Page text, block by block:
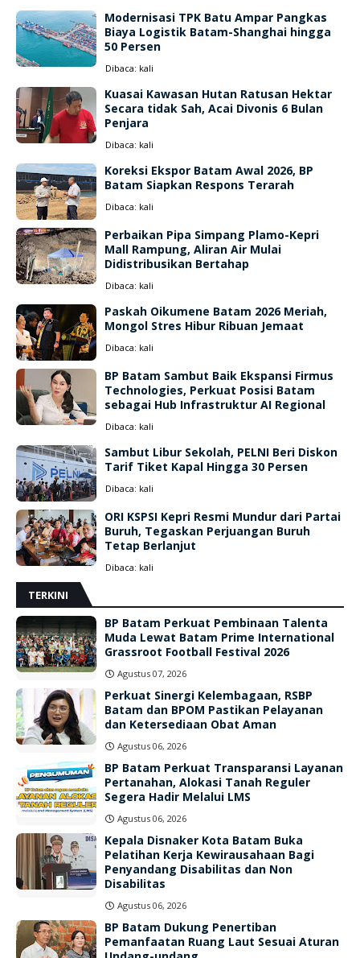
Modernisasi TPK Batu Ampar Pangkas
Biaya Logistik Batam-Shanghai hingga
50 Persen
Dibaca: kali
Kuasai Kawasan Hutan Ratusan Hektar
Secara tidak Sah, Acai Divonis 6 Bulan
Penjara
Dibaca: kali
Koreksi Ekspor Batam Awal 2026, BP
Batam Siapkan Respons Terarah
Dibaca: kali
Perbaikan Pipa Simpang Plamo-Kepri
Mall Rampung, Aliran Air Mulai
Didistribusikan Bertahap
Dibaca: kali
Paskah Oikumene Batam 2026 Meriah,
Mongol Stres Hibur Ribuan Jemaat
Dibaca: kali
BP Batam Sambut Baik Ekspansi Firmus
Technologies, Perkuat Posisi Batam
sebagai Hub Infrastruktur AI Regional
Dibaca: kali
Sambut Libur Sekolah, PELNI Beri Diskon
Tarif Tiket Kapal Hingga 30 Persen
Dibaca: kali
ORI KSPSI Kepri Resmi Mundur dari Partai
Buruh, Tegaskan Perjuangan Buruh
Tetap Berlanjut
Dibaca: kali
TERKINI
BP Batam Perkuat Pembinaan Talenta
Muda Lewat Batam Prime International
Grassroot Football Festival 2026
Agustus 07, 2026
Perkuat Sinergi Kelembagaan, RSBP
Batam dan BPOM Pastikan Pelayanan
dan Ketersediaan Obat Aman
Agustus 06, 2026
BP Batam Perkuat Transparansi Layanan
Pertanahan, Alokasi Tanah Reguler
Segera Hadir Melalui LMS
Agustus 06, 2026
Kepala Disnaker Kota Batam Buka
Pelatihan Kerja Kewirausahaan Bagi
Penyandang Disabilitas dan Non
Disabilitas
Agustus 06, 2026
BP Batam Dukung Penertiban
Pemanfaatan Ruang Laut Sesuai Aturan